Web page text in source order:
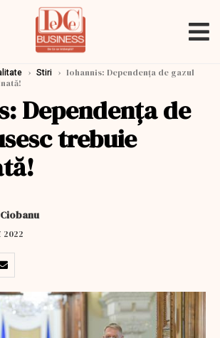
› Stiri › Iohannis: Dependența de gazul
Dependența de
trebuie
2022